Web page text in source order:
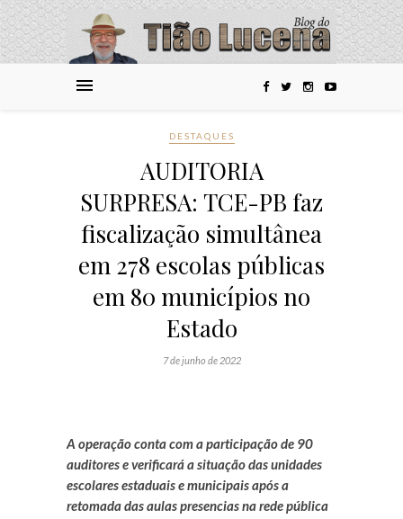
DESTAQUES
AUDITORIA
SURPRESA: TCE-PB faz
fiscalização simultânea
em 278 escolas públicas
em 80 municípios no
Estado
7 de junho de 2022
A operação conta com a participação de 90
auditores e verificará a situação das unidades
escolares estaduais e municipais após a
retomada das aulas presencias na rede pública